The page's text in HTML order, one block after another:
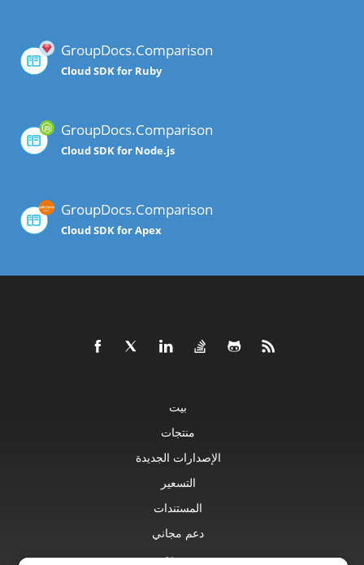
GroupDocs.Comparison
Cloud SDK for Ruby
GroupDocs.Comparison
Cloud SDK for Node.js
GroupDocs.Comparison
Cloud SDK for Apex
بيت
منتجات
الإصدارات الجديدة
التسعير
المستندات
دعم مجاني
مدونة